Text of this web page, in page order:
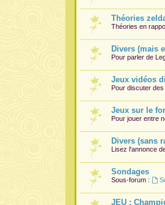
Théories
Théories en
Divers (mais
Pour parler de
Jeux vidéos
Pour discuter
Jeux sur le
Pour jouer entre
Divers (sans
Lisez l'annonce
Sondages
Sous-forum :
JEU :